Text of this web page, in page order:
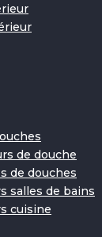
de douche
de douches
salles de bains
cuisine